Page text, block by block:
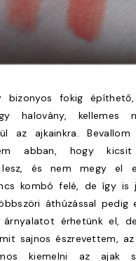
bizonyos fokig építhető,
halovány, kellemes
az ajkainkra. Bevallom
abban, hogy
lesz, és nem megy el
kombó felé, de így is
áthúzással pedig
árnyalatot érhetünk el,
sajnos észrevettem,
kiemelni az ajak